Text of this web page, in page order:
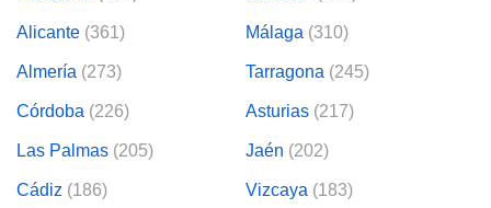
uso de
para
perfiles
Alicante (361) Málaga (310)
Almería (273) Tarragona (245)
Córdoba (226) Asturias (217)
Las Palmas (205) Jaén (202)
Cádiz (186) Vizcaya (183)